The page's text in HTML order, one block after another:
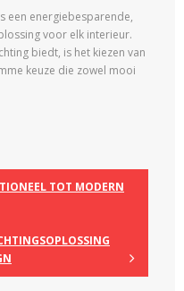
een energiebesparende,
voor elk interieur.
biedt, is het kiezen van
keuze die zowel mooi
TOT MODERN